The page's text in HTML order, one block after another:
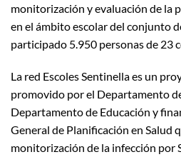
monitorización y evaluación de la
en el ámbito escolar del conjunto
participado 5.950 personas de 23
La red Escoles Sentinella es un
promovido por el Departamento
Departamento de Educación y
General de Planificación en Salud
monitorización de la infección por